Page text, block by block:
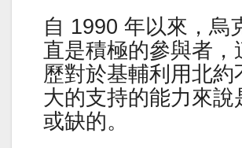
自 1990 年以來，烏
直是積極的參與者，
歷對於基輔利用北約
大的支持的能力來說
或缺的。